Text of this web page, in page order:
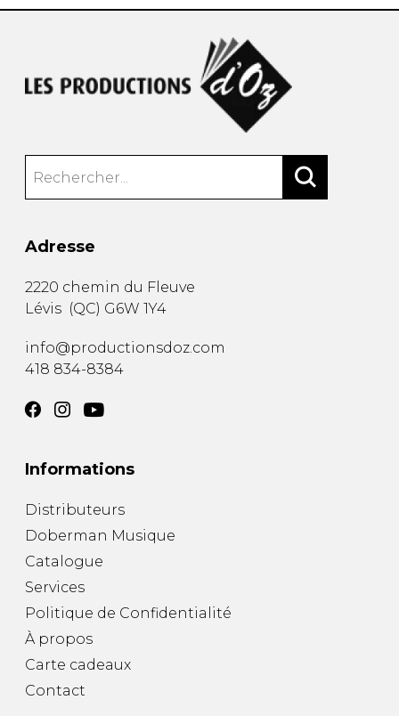
Adresse
2220 chemin du Fleuve
Lévis (QC) G6W 1Y4
info@productionsdoz.com
418 834-8384
Informations
Distributeurs
Doberman Musique
Catalogue
Services
Politique de Confidentialité
À propos
Carte cadeaux
Contact